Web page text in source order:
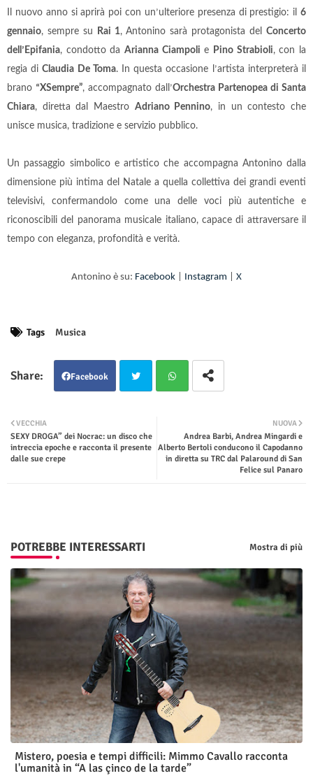
Il nuovo anno si aprirà poi con un’ulteriore presenza di prestigio: il6
gennaio, sempre su Rai 1, Antonino sarà protagonista delConcerto
dell ’ Epifania, condotto da Arianna Ciampoli e Pino Strabioli, con la
regia diClaudia De Toma. In questa occasione l ’artista interpreterà il
brano “XSempre”, accompagnato dall ’Orchestra Partenopea di Santa
Chiara, diretta dal Maestro Adriano Pennino, in un contesto che
unisce musica, tradizione e servizio pubblico.
Un passaggio simbolico e artistico che accompagna Antonino dalla
dimensione più intima del Natale a quella collettiva dei grandi eventi
televisivi, confermandolo come una delle voci più autentiche e
riconoscibili del panorama musicale italiano, capace di attraversare il
tempo con eleganza, profondità e verità.
Antonino è su: Facebook Instagram X
Tags Musica
Facebook
ter
NUOVA
Andrea Barbi, Andrea Mingardi e
Alberto Bertoli conducono il Capodanno
in diretta su TRC dal Palaround di San
Felice sul Panaro
VECCHIA
SEXY DROGA” dei Nocrac: un disco che
intreccia epoche e racconta il presente
dalle sue crepe
POTREBBE INTERESSARTI Mostra di più
Mistero, poesia e tempi difficili: Mimmo Cavallo racconta
l'umanità in “A las çinco de la tarde”